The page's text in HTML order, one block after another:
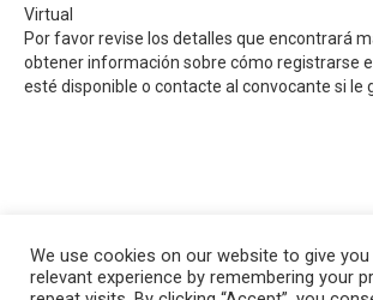
Virtual
Por favor revise los detalles que encontrará
obtener información sobre cómo registrarse
esté disponible o contacte al convocante si le
We use cookies on our website to give
relevant experience by remembering your